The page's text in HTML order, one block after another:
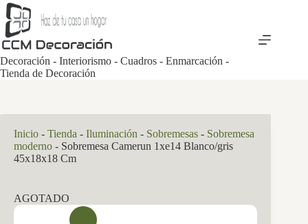
Saltar
al
contenido
Decoración - Interiorismo - Cuadros - Enmarcación -
Tienda de Decoración
Inicio - Tienda - Iluminación - Sobremesas - Sobremesa
moderno - Sobremesa Camerun 1xe14 Blanco/gris
45x18x18 Cm
AGOTADO